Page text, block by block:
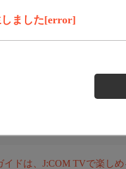
ました[error]
イドは、J:COM TVで楽し